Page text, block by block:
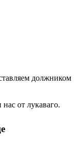
должником
от лукаваго.